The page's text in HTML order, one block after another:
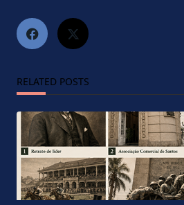
RELATED POSTS